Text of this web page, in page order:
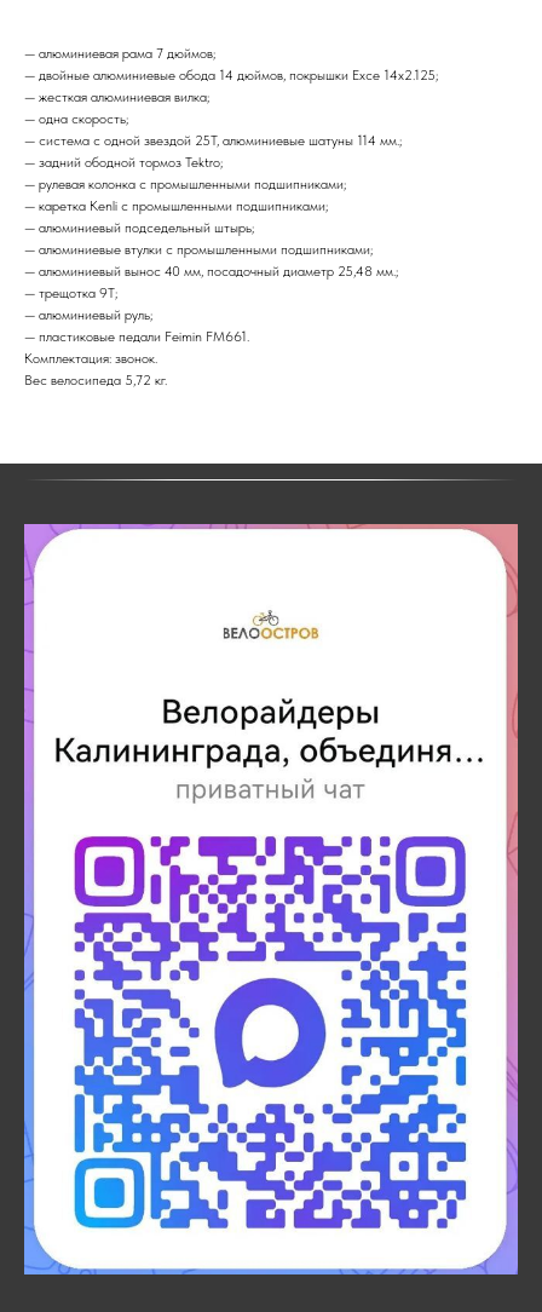
— алюминиевая рама 7 дюймов;
— двойные алюминиевые обода 14 дюймов, покрышки Exce 14х2.125;
— жесткая алюминиевая вилка;
— одна скорость;
— система с одной звездой 25T, алюминиевые шатуны 114 мм.;
— задний ободной тормоз Tektro;
— рулевая колонка с промышленными подшипниками;
— каретка Kenli с промышленными подшипниками;
— алюминиевый подседельный штырь;
— алюминиевые втулки с промышленными подшипниками;
— алюминиевый вынос 40 мм, посадочный диаметр 25,48 мм.;
— трещотка 9T;
— алюминиевый руль;
— пластиковые педали Feimin FM661.
Комплектация: звонок.
Вес велосипеда 5,72 кг.